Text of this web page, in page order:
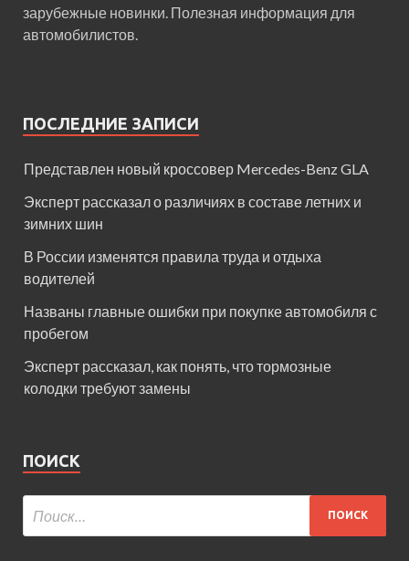
зарубежные новинки. Полезная информация для
автомобилистов.
ПОСЛЕДНИЕ ЗАПИСИ
Представлен новый кроссовер Mercedes-Benz GLA
Эксперт рассказал о различиях в составе летних и
зимних шин
В России изменятся правила труда и отдыха
водителей
Названы главные ошибки при покупке автомобиля с
пробегом
Эксперт рассказал, как понять, что тормозные
колодки требуют замены
ПОИСК